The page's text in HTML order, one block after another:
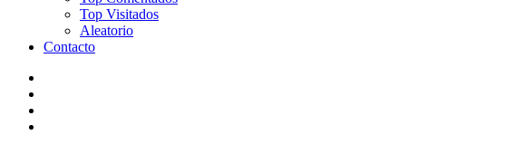
Top Visitados
Aleatorio
Contacto